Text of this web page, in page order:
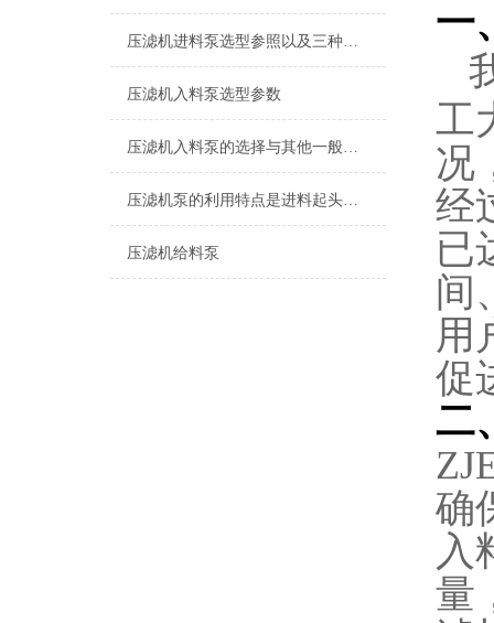
压滤机进料泵选型参照以及三种方法介绍
压滤机入料泵选型参数
压滤机入料泵的选择与其他一般性输送泵的区别很大
压滤机泵的利用特点是进料起头时的流量大扬程低，到后期是小流量高扬程
压滤机给料泵
一
工
况
经
已
间
用
促
二
确
入
量